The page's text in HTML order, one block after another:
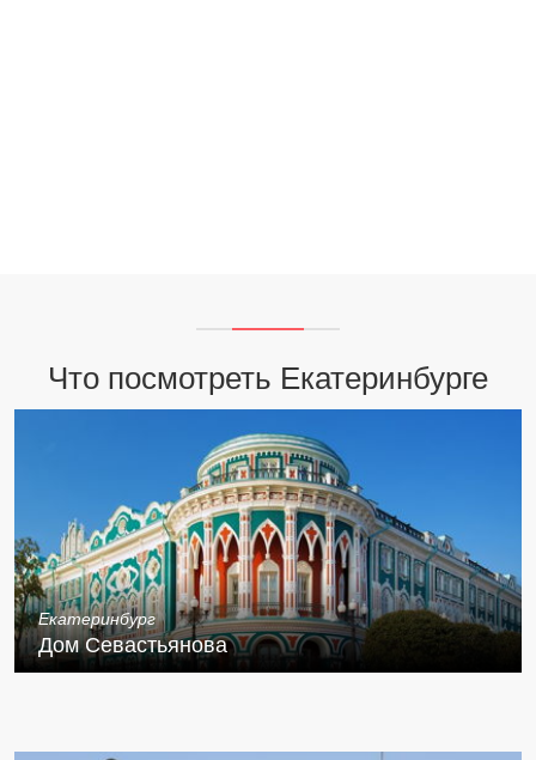
Что посмотреть Екатеринбурге
Екатеринбург
Дом Севастьянова